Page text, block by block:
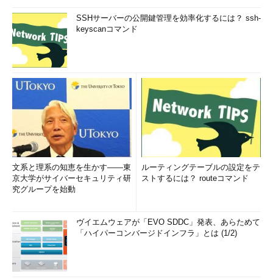
SSHサーバーの公開鍵管理を効率化するには？ ssh-
keyscanコマンド
文系と理系の知恵を生かす――東
京大学がサイバーセキュリティ研
究グループを始動
ルーティングテーブルの設定をテ
ストするには？ routeコマンド
ヴイエムウェアが「EVO SDDC」発表、あらためて
「ハイパーコンバージドインフラ」とは (1/2)